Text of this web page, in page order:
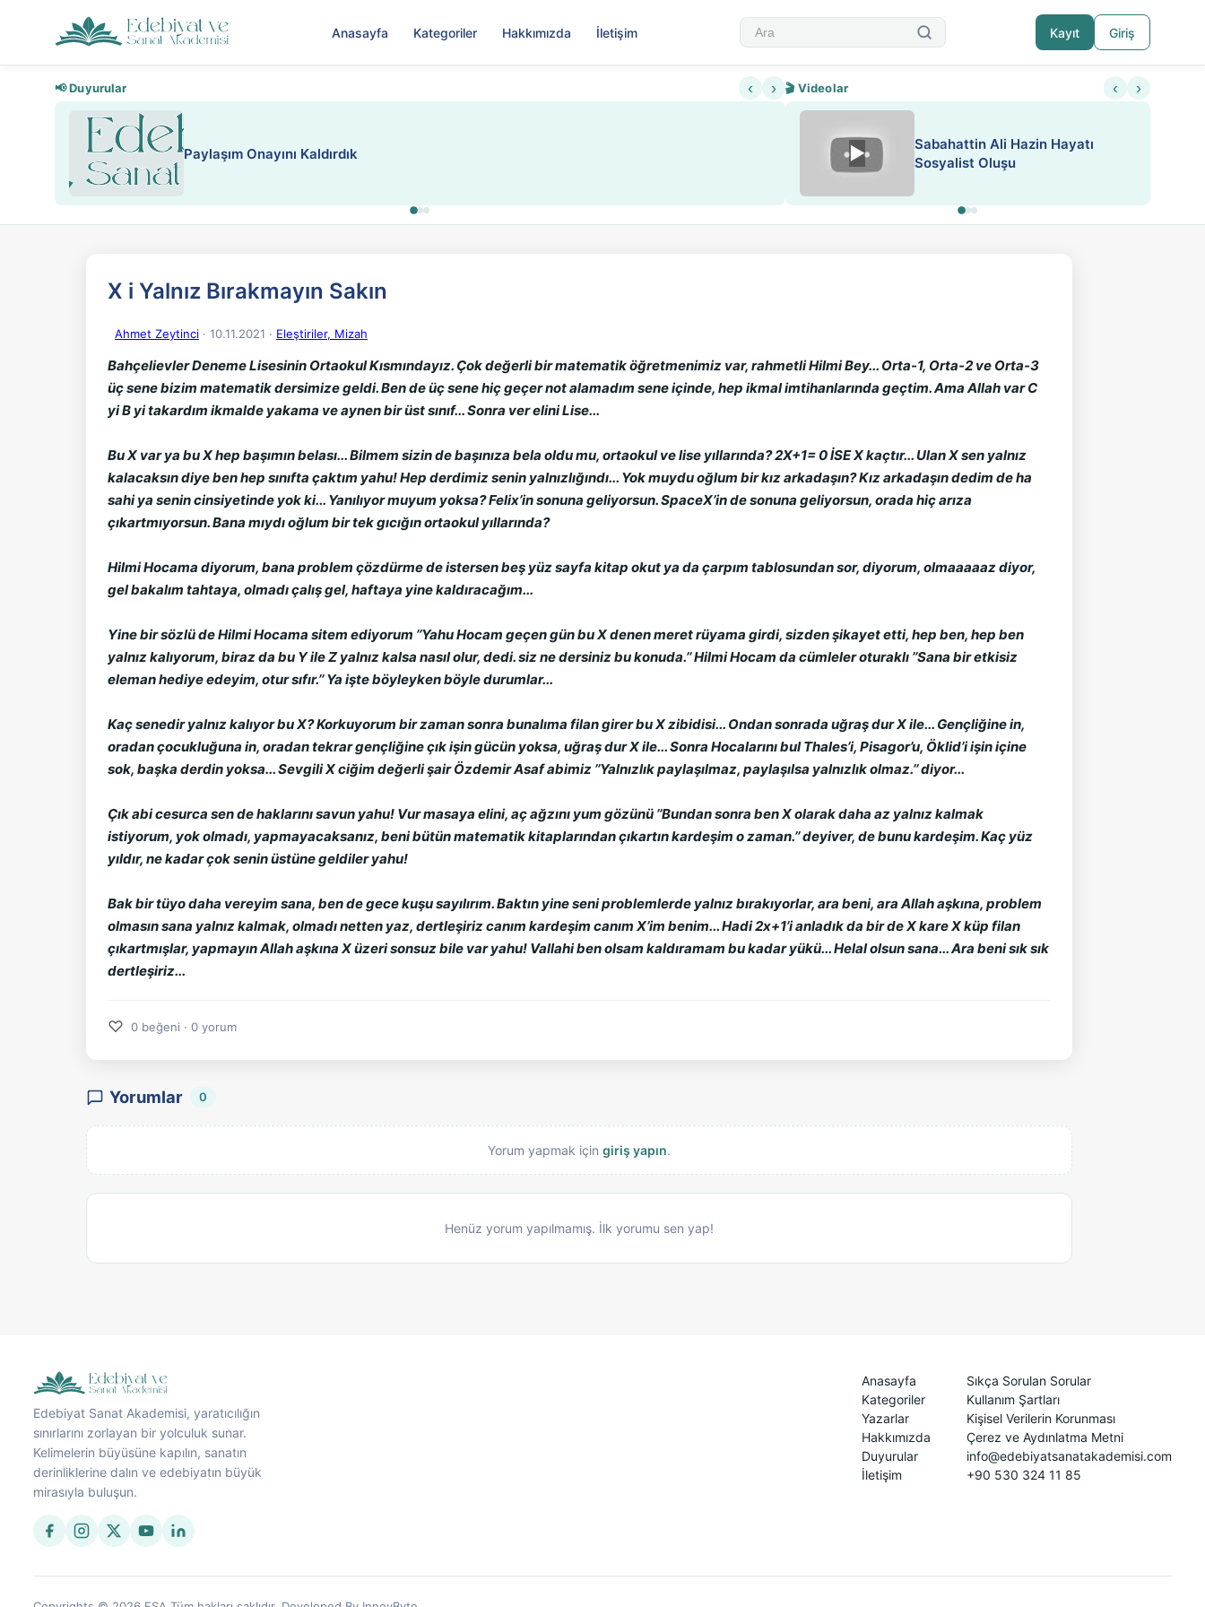
Anasayfa Kategoriler Hakkımızda İletişim Kayıt Giriş
📢 Duyurular ‹ ›
Paylaşım Onayını Kaldırdık Nadir içeriklere kısıtlama ve kredi sistemi
🎬 Videolar ‹ ›
▶
Sabahattin Ali Hazin Hayatı
Sosyalist Oluşu
X i Yalnız Bırakmayın Sakın
Ahmet Zeytinci · 10.11.2021 · Eleştiriler, Mizah
Bahçelievler Deneme Lisesinin Ortaokul Kısmındayız. Çok değerli bir matematik öğretmenimiz var, rahmetli Hilmi Bey... Orta-1, Orta-2 ve Orta-3
üç sene bizim matematik dersimize geldi. Ben de üç sene hiç geçer not alamadım sene içinde, hep ikmal imtihanlarında geçtim. Ama Allah var C
yi B yi takardım ikmalde yakama ve aynen bir üst sınıf... Sonra ver elini Lise...
Bu X var ya bu X hep başımın belası... Bilmem sizin de başınıza bela oldu mu, ortaokul ve lise yıllarında? 2X+1= 0 İSE X kaçtır... Ulan X sen yalnız
kalacaksın diye ben hep sınıfta çaktım yahu! Hep derdimiz senin yalnızlığındı... Yok muydu oğlum bir kız arkadaşın? Kız arkadaşın dedim de ha
sahi ya senin cinsiyetinde yok ki... Yanılıyor muyum yoksa? Felix’in sonuna geliyorsun. SpaceX’in de sonuna geliyorsun, orada hiç arıza
çıkartmıyorsun. Bana mıydı oğlum bir tek gıcığın ortaokul yıllarında?
Hilmi Hocama diyorum, bana problem çözdürme de istersen beş yüz sayfa kitap okut ya da çarpım tablosundan sor, diyorum, olmaaaaaz diyor,
gel bakalım tahtaya, olmadı çalış gel, haftaya yine kaldıracağım...
Yine bir sözlü de Hilmi Hocama sitem ediyorum ’’Yahu Hocam geçen gün bu X denen meret rüyama girdi, sizden şikayet etti, hep ben, hep ben
yalnız kalıyorum, biraz da bu Y ile Z yalnız kalsa nasıl olur, dedi. siz ne dersiniz bu konuda.’’ Hilmi Hocam da cümleler oturaklı ’’Sana bir etkisiz
eleman hediye edeyim, otur sıfır.’’ Ya işte böyleyken böyle durumlar...
Kaç senedir yalnız kalıyor bu X? Korkuyorum bir zaman sonra bunalıma filan girer bu X zibidisi... Ondan sonrada uğraş dur X ile... Gençliğine in,
oradan çocukluğuna in, oradan tekrar gençliğine çık işin gücün yoksa, uğraş dur X ile... Sonra Hocalarını bul Thales’i, Pisagor’u, Öklid’i işin içine
sok, başka derdin yoksa... Sevgili X ciğim değerli şair Özdemir Asaf abimiz ’’Yalnızlık paylaşılmaz, paylaşılsa yalnızlık olmaz.’’ diyor...
Çık abi cesurca sen de haklarını savun yahu! Vur masaya elini, aç ağzını yum gözünü ’’Bundan sonra ben X olarak daha az yalnız kalmak
istiyorum, yok olmadı, yapmayacaksanız, beni bütün matematik kitaplarından çıkartın kardeşim o zaman.’’ deyiver, de bunu kardeşim. Kaç yüz
yıldır, ne kadar çok senin üstüne geldiler yahu!
Bak bir tüyo daha vereyim sana, ben de gece kuşu sayılırım. Baktın yine seni problemlerde yalnız bırakıyorlar, ara beni, ara Allah aşkına, problem
olmasın sana yalnız kalmak, olmadı netten yaz, dertleşiriz canım kardeşim canım X’im benim... Hadi 2x+1’i anladık da bir de X kare X küp filan
çıkartmışlar, yapmayın Allah aşkına X üzeri sonsuz bile var yahu! Vallahi ben olsam kaldıramam bu kadar yükü... Helal olsun sana... Ara beni sık sık
dertleşiriz...
♡ 0 beğeni · 0 yorum
Yorumlar 0
Yorum yapmak için giriş yapın.
Henüz yorum yapılmamış. İlk yorumu sen yap!
Edebiyat Sanat Akademisi, yaratıcılığın
sınırlarını zorlayan bir yolculuk sunar.
Kelimelerin büyüsüne kapılın, sanatın
derinliklerine dalın ve edebiyatın büyük
mirasıyla buluşun.
Anasayfa
Kategoriler
Yazarlar
Hakkımızda
Duyurular
İletişim
Sıkça Sorulan Sorular
Kullanım Şartları
Kişisel Verilerin Korunması
Çerez ve Aydınlatma Metni
info@edebiyatsanatakademisi.com
+90 530 324 11 85